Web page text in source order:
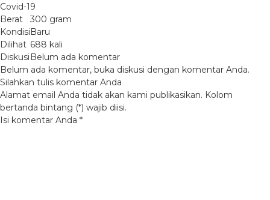
Covid-19
Berat
300 gram
KondisiBaru
Dilihat 688 kali
Diskusi Belum ada komentar
Belum ada komentar, buka diskusi dengan komentar Anda.
Silahkan tulis komentar Anda
Alamat email Anda tidak akan kami publikasikan. Kolom
bertanda bintang (*) wajib diisi.
Isi komentar Anda *